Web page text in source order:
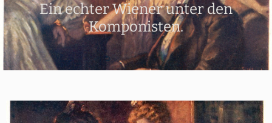
Ein echter Wiener unter den
Komponisten.